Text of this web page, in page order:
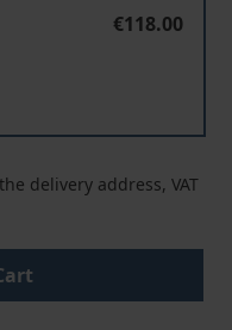
€118.00
delivery address, VAT